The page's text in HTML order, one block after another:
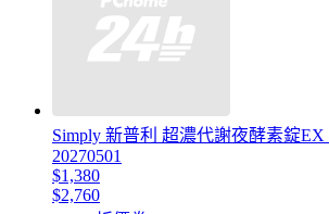
Simply 新普利 超濃代謝夜酵素錠EX
20270501
$1,380
$2,760